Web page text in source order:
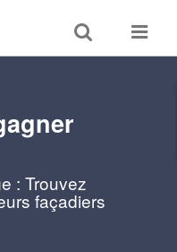
Toggle
search
Toggle
: Trouvez
façadiers